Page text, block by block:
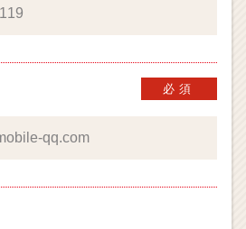
必須